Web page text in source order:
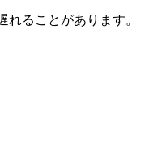
ることがあります。